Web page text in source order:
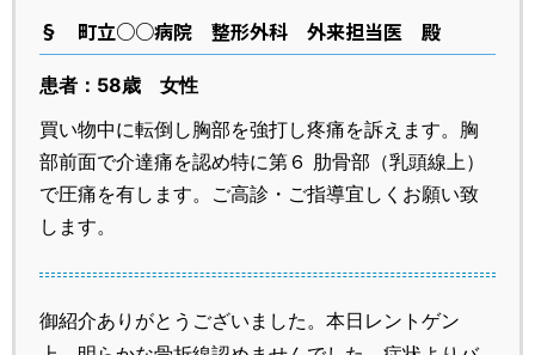
§ 町立○○病院 整形外科 外来担当医 殿
患者：58歳 女性
買い物中に転倒し胸部を強打し疼痛を訴えます。胸
部前面で介達痛を認め特に第６ 肋骨部（乳頭線上）
で圧痛を有します。ご高診・ご指導宜しくお願い致
します。
御紹介ありがとうございました。本日レントゲン